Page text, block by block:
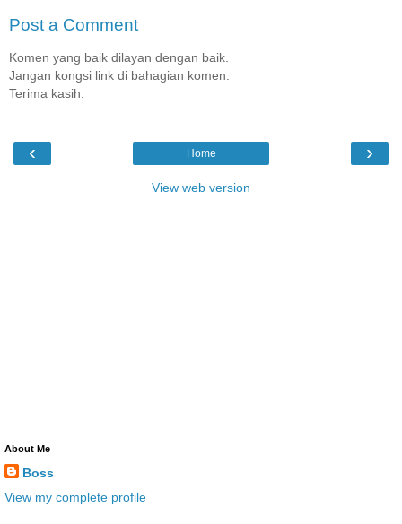
Post a Comment
Komen yang baik dilayan dengan baik.
Jangan kongsi link di bahagian komen.
Terima kasih.
‹ ›
Home
View web version
About Me
Boss
View my complete profile